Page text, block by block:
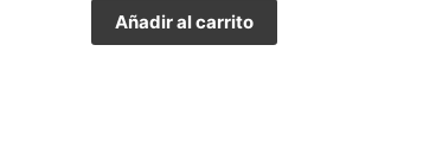
Añadir al carrito